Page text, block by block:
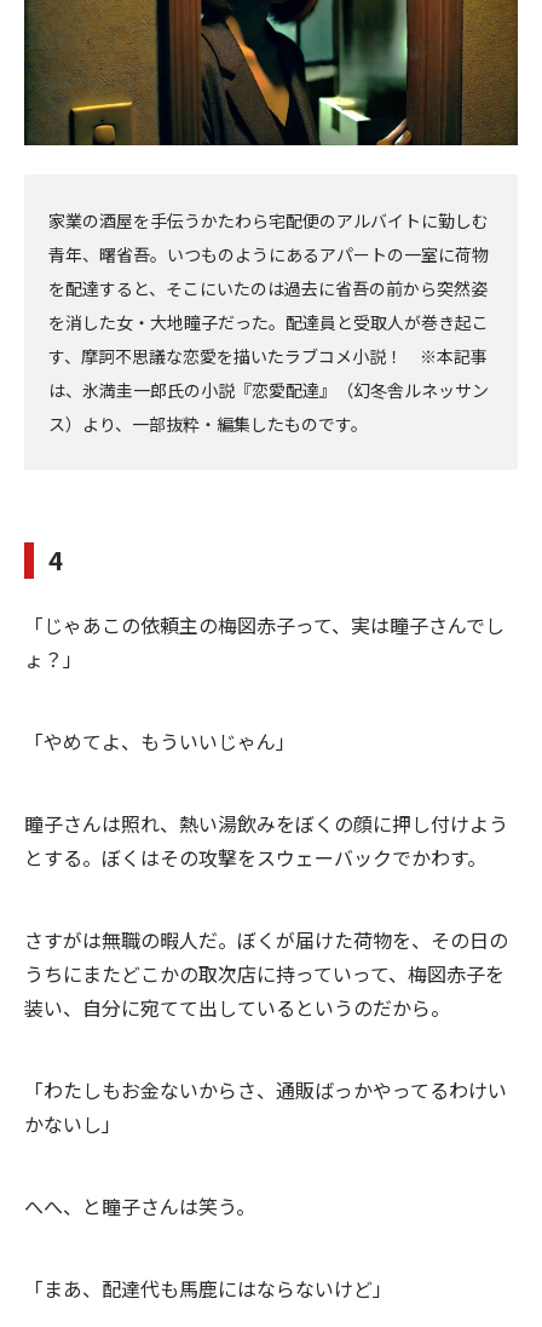
家業の酒屋を手伝うかたわら宅配便のアルバイトに勤しむ
青年、曙省吾。いつものようにあるアパートの一室に荷物
を配達すると、そこにいたのは過去に省吾の前から突然姿
を消した女・大地瞳子だった。配達員と受取人が巻き起こ
す、摩訶不思議な恋愛を描いたラブコメ小説！ ※本記事
は、氷満圭一郎氏の小説『恋愛配達』（幻冬舎ルネッサン
ス）より、一部抜粋・編集したものです。
4
「じゃあこの依頼主の梅図赤子って、実は瞳子さんでし
ょ？」
「やめてよ、もういいじゃん」
瞳子さんは照れ、熱い湯飲みをぼくの顔に押し付けよう
とする。ぼくはその攻撃をスウェーバックでかわす。
さすがは無職の暇人だ。ぼくが届けた荷物を、その日の
うちにまたどこかの取次店に持っていって、梅図赤子を
装い、自分に宛てて出しているというのだから。
「わたしもお金ないからさ、通販ばっかやってるわけい
かないし」
へへ、と瞳子さんは笑う。
「まあ、配達代も馬鹿にはならないけど」